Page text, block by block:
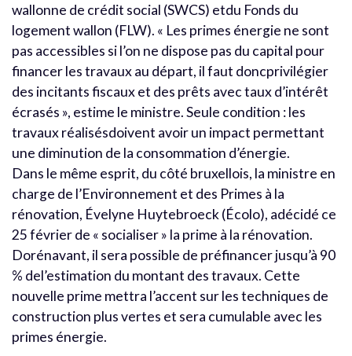
wallonne de crédit social (SWCS) etdu Fonds du
logement wallon (FLW). « Les primes énergie ne sont
pas accessibles si l’on ne dispose pas du capital pour
financer les travaux au départ, il faut doncprivilégier
des incitants fiscaux et des prêts avec taux d’intérêt
écrasés », estime le ministre. Seule condition : les
travaux réalisésdoivent avoir un impact permettant
une diminution de la consommation d’énergie.
Dans le même esprit, du côté bruxellois, la ministre en
charge de l’Environnement et des Primes à la
rénovation, Évelyne Huytebroeck (Écolo), adécidé ce
25 février de « socialiser » la prime à la rénovation.
Dorénavant, il sera possible de préfinancer jusqu’à 90
% del’estimation du montant des travaux. Cette
nouvelle prime mettra l’accent sur les techniques de
construction plus vertes et sera cumulable avec les
primes énergie.